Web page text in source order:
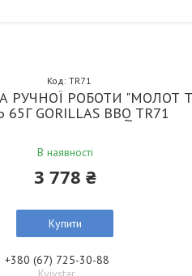
РУЧНОЇ РОБОТИ "МОЛОТ
GORILLAS BBQ TR71
В наявності
Код: TR71
3 778 ₴
Купити
+380 (67) 725-30-88